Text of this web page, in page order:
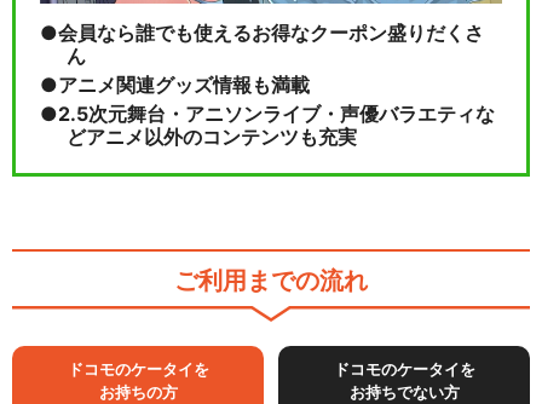
会員なら誰でも使えるお得なクーポン盛りだくさ
ん
アニメ関連グッズ情報も満載
2.5次元舞台・アニソンライブ・声優バラエティな
どアニメ以外のコンテンツも充実
ご利用までの流れ
ドコモのケータイを
お持ちの方
ドコモのケータイを
お持ちでない方